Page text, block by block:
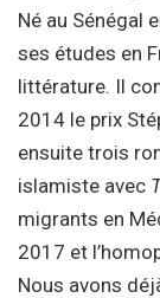
Né au Sénégal
ses études en
littérature. Il
2014 le prix
ensuite trois
islamiste avec
migrants en
2017 et
Nous avons